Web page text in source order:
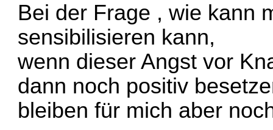
Bei der Frage , wie kann
sensibilisieren kann,
wenn dieser Angst vor
dann noch positiv
bleiben für mich aber